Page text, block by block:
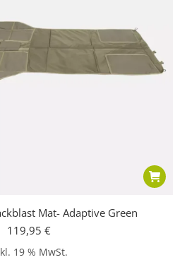
Mat- Adaptive Green
119,95 €
19 % MwSt.